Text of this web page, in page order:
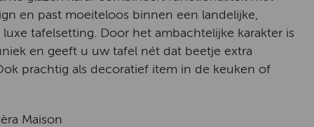
en past moeiteloos binnen een landelijke,
tafelsetting. Door het ambachtelijke karakter is
en geeft u uw tafel nét dat beetje extra
prachtig als decoratief item in de keuken of
Maison